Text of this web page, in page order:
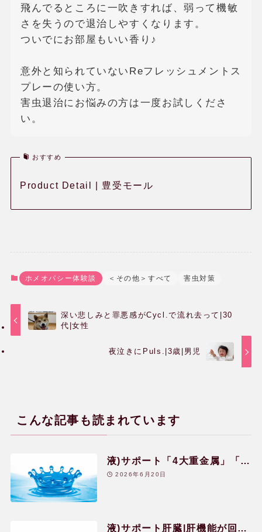
ホメオパシー体験談
水のレメディー体験談
JPHMAコングレス発表症例
飛んでるところに一吹きすれば、弱って機敏
さを失うので退治しやすくなります。
ついでにお部屋もいい香り♪
意外と知られていないReフレッシュメントス
プレーの使い方。
害虫退治にお悩みの方は一度お試しくださ
い。
おすすめ
Product Detail | 豊受モール
ホメオパシー体験談 ＜その他＞すべて 害虫対策
深い悲しみと罪悪感がCycl.で流れ去って|30
代|女性
夜泣きにPuls.|3歳|男児
こんな記事も読まれています
液)サポート「4大重金属」「フ
ァイト」の体験談
2026年6月20日
液)サポート肝臓|肝機能が回復